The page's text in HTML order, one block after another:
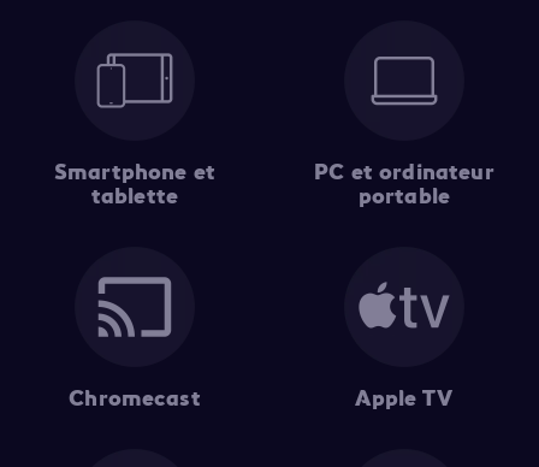
Smartphone et
tablette
PC et ordinateur
portable
Chromecast Apple TV